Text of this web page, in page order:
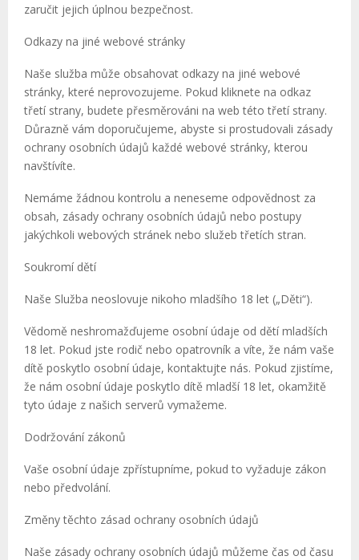
zaručit jejich úplnou bezpečnost.
Odkazy na jiné webové stránky
Naše služba může obsahovat odkazy na jiné webové
stránky, které neprovozujeme. Pokud kliknete na odkaz
třetí strany, budete přesměrováni na web této třetí strany.
Důrazně vám doporučujeme, abyste si prostudovali zásady
ochrany osobních údajů každé webové stránky, kterou
navštívíte.
Nemáme žádnou kontrolu a neneseme odpovědnost za
obsah, zásady ochrany osobních údajů nebo postupy
jakýchkoli webových stránek nebo služeb třetích stran.
Soukromí dětí
Naše Služba neoslovuje nikoho mladšího 18 let („Děti“).
Vědomě neshromažďujeme osobní údaje od dětí mladších
18 let. Pokud jste rodič nebo opatrovník a víte, že nám vaše
dítě poskytlo osobní údaje, kontaktujte nás. Pokud zjistíme,
že nám osobní údaje poskytlo dítě mladší 18 let, okamžitě
tyto údaje z našich serverů vymažeme.
Dodržování zákonů
Vaše osobní údaje zpřístupníme, pokud to vyžaduje zákon
nebo předvolání.
Změny těchto zásad ochrany osobních údajů
Naše zásady ochrany osobních údajů můžeme čas od času